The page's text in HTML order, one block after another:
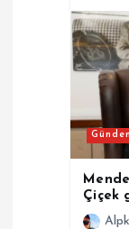
Çiçek